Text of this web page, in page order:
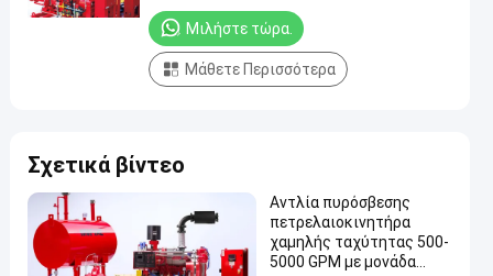
τελών
προσβολής
του
πυρός
υδραντλιών
πυρκαγιάς NMFire μηχανών diesel
Μιλήστε τώρα.
Μάθετε Περισσότερα
Σχετικά βίντεο
Αντλία πυρόσβεσης
πετρελαιοκινητήρα
χαμηλής ταχύτητας 500-
5000 GPM με μονάδα